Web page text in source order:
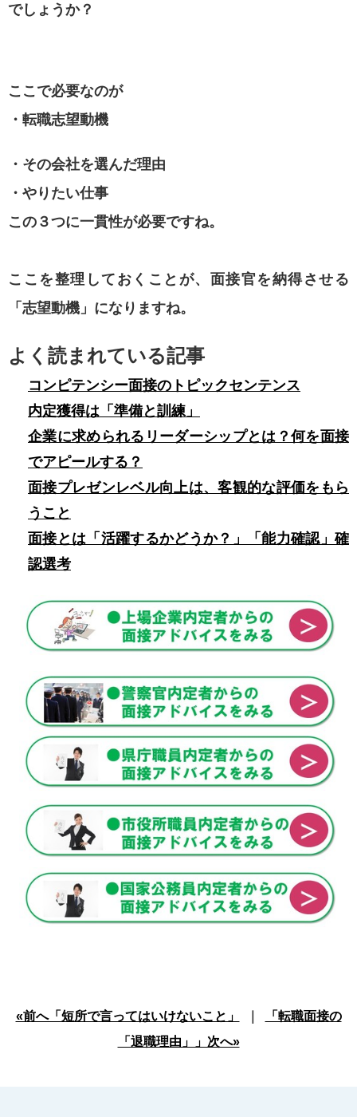
でしょうか？
ここで必要なのが
・転職志望動機
・その会社を選んだ理由
・やりたい仕事
この３つに一貫性が必要ですね。
ここを整理しておくことが、面接官を納得させる
「志望動機」になりますね。
よく読まれている記事
コンピテンシー面接のトピックセンテンス
内定獲得は「準備と訓練」
企業に求められるリーダーシップとは？何を面接
でアピールする？
面接プレゼンレベル向上は、客観的な評価をもら
うこと
面接とは「活躍するかどうか？」「能力確認」確
認選考
«前へ「短所で言ってはいけないこと」
「転職面接の
「退職理由」」次へ»